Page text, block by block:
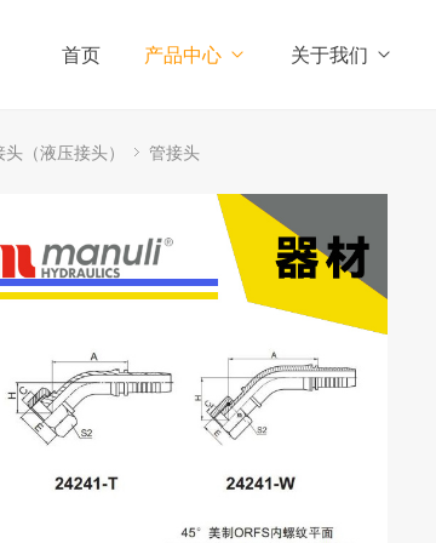
首页 产品中心 关于我们
头（液压接头） 管接头